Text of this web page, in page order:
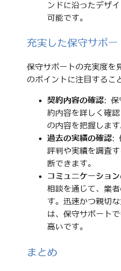
ンドに沿ったデザ
可能です。
充実した保守サポー
保守サポートの充実度を
のポイントに注目するこ
契約内容の確認: 保
約内容を詳しく確
の内容を把握します
過去の実績の確認:
評判や実績を調査
断できます。
コミュニケーショ
相談を通じて、業
す。迅速かつ親切
は、保守サポート
高いです。
まとめ